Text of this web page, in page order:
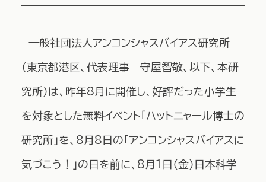
一般社団法人アンコンシャスバイアス研究所
（東京都港区、代表理事 守屋智敬、以下、本研
究所）は、昨年8月に開催し、好評だった小学生
を対象とした無料イベント「ハットニャール博士の
研究所」を、8月8日の「アンコンシャスバイアスに
気づこう！」の日を前に、8月1日（金）日本科学